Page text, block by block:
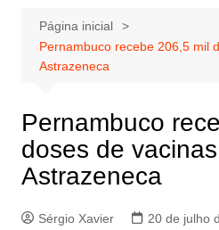
Página inicial
Pernambuco recebe 206,5 mil
Astrazeneca
Pernambuco
doses de
Astrazeneca
Sérgio Xavier
20 de julho